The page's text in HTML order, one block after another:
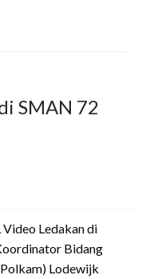
SMAN 72
Video Ledakan di
Bidang
Lodewijk